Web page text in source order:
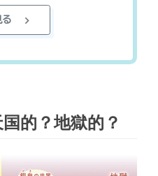
る chevron_right
的？地獄的？